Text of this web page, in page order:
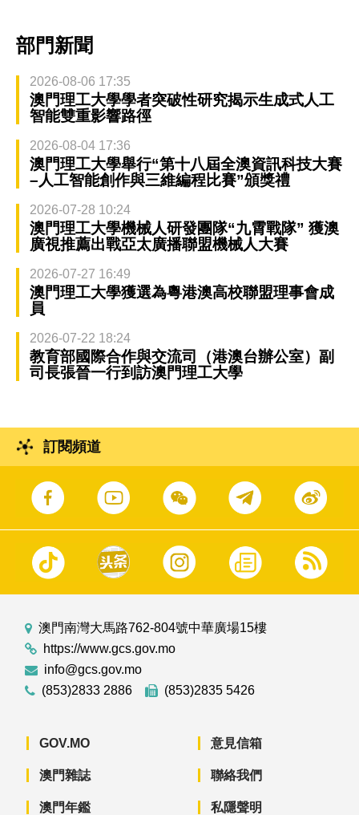
部門新聞
2026-08-06 17:35
澳門理工大學學者突破性研究揭示生成式人工
智能雙重影響路徑
2026-08-04 17:36
澳門理工大學舉行“第十八屆全澳資訊科技大賽
–人工智能創作與三維編程比賽”頒獎禮
2026-07-28 10:24
澳門理工大學機械人研發團隊“九霄戰隊” 獲澳
廣視推薦出戰亞太廣播聯盟機械人大賽
2026-07-27 16:49
澳門理工大學獲選為粵港澳高校聯盟理事會成
員
2026-07-22 18:24
教育部國際合作與交流司（港澳台辦公室）副
司長張晉一行到訪澳門理工大學
訂閱頻道
澳門南灣大馬路762-804號中華廣場15樓
https://www.gcs.gov.mo
info@gcs.gov.mo
(853)2833 2886
(853)2835 5426
GOV.MO
澳門雜誌
澳門年鑑
意見信箱
聯絡我們
私隱聲明